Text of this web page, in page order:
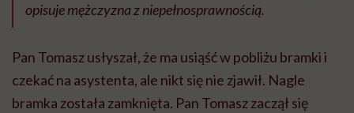
opisuje mężczyzna z niepełnosprawnością.
Pan Tomasz usłyszał, że ma usiąść w pobliżu bramki i
czekać na asystenta, ale nikt się nie zjawił. Nagle
bramka została zamknięta. Pan Tomasz zaczął się